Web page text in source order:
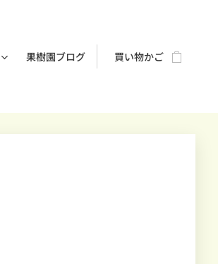
果樹園ブログ 買い物かご